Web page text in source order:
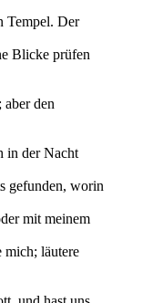
Tempel. Der
Blicke prüfen
den
in der Nacht
gefunden, worin
mit meinem
mich; läutere